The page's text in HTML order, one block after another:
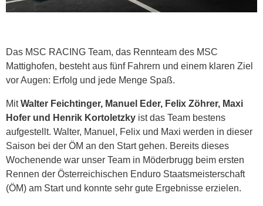
Das MSC RACING Team, das Rennteam des MSC
Mattighofen, besteht aus fünf Fahrern und einem klaren Ziel
vor Augen: Erfolg und jede Menge Spaß.
MitWalter Feichtinger, Manuel Eder, Felix Zöhrer, Maxi
Hofer und Henrik Kortoletzky ist das Team bestens
aufgestellt. Walter, Manuel, Felix und Maxi werden in dieser
Saison bei der ÖM an den Start gehen. Bereits dieses
Wochenende war unser Team in Möderbrugg beim ersten
Rennen der Österreichischen Enduro Staatsmeisterschaft
(ÖM) am Start und konnte sehr gute Ergebnisse erzielen.